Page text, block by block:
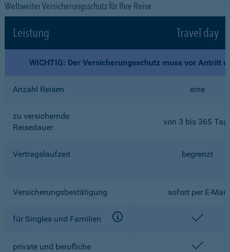
Weltweiter Versicherungsschutz für Ihre Reise
Leistung Travel day
WICHTIG: Der Versicherungsschutz muss vor Antritt
Anzahl Reisen eine
zu versichernde
Reisedauer
von 3 bis 365
Vertragslaufzeit begrenzt
Versicherungsbestätigung sofort per E-Mail
für Singles und Familien
private und berufliche